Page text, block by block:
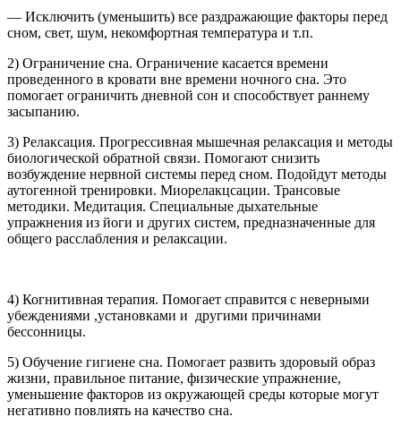
— Исключить (уменьшить) все раздражающие факторы перед
сном, свет, шум, некомфортная температура и т.п.
2) Ограничение сна. Ограничение касается времени
проведенного в кровати вне времени ночного сна. Это
помогает ограничить дневной сон и способствует раннему
засыпанию.
3) Релаксация. Прогрессивная мышечная релаксация и методы
биологической обратной связи. Помогают снизить
возбуждение нервной системы перед сном. Подойдут методы
аутогенной тренировки. Миорелакцсации. Трансовые
методики. Медитация. Специальные дыхательные
упражнения из йоги и других систем, предназначенные для
общего расслабления и релаксации.
4) Когнитивная терапия. Помогает справится с неверными
убеждениями ,установками и другими причинами
бессонницы.
5) Обучение гигиене сна. Помогает развить здоровый образ
жизни, правильное питание, физические упражнение,
уменьшение факторов из окружающей среды которые могут
негативно повлиять на качество сна.